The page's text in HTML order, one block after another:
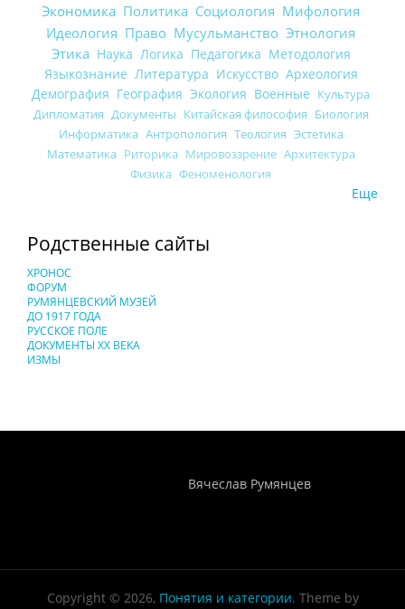
Экономика Политика Социология Мифология
Идеология Право Мусульманство Этнология
Этика Наука Логика Педагогика Методология
Языкознание Литература Искусство Археология
Демография География Экология Военные Культура
Дипломатия Документы Китайская философия Биология
Информатика Антропология Теология Эстетика
Математика Риторика Мировоззрение Архитектура
Физика Феноменология
Еще
Родственные сайты
ХРОНОС
ФОРУМ
РУМЯНЦЕВСКИЙ МУЗЕЙ
ДО 1917 ГОДА
РУССКОЕ ПОЛЕ
ДОКУМЕНТЫ XX ВЕКА
ИЗМЫ
Вячеслав Румянцев
Copyright © 2026, Понятия и категории. Theme by